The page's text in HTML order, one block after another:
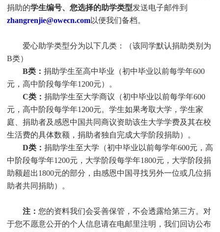
捐助的学生编号、您选择的助学类型发送电子邮件到
zhangrenjie@owecn.com以便我们备档。
爱心助学类型分为以下几类：（该同学默认捐助类别为
B类）
B类： 捐助学生至高中毕业（初中毕业以前每学年600
元，高中阶段每学年1200元）。
C类： 捐助学生至大学商议（初中毕业以前每学年600
元，高中阶段每学年1200元。 学生如果考取大学， 学生家
庭、捐助者及感恩中国共同商议资助该生大学学费及其在校
生活费的具体数额，捐助者独自完成大学阶段捐助）。
D类： 捐助学生至大学（初中毕业以前每学年600元，高
中阶段每学年1200元，大学阶段每学年1800元，大学阶段捐
助额超出1800元的部分，由感恩中国寻找另外一位或几位捐
助者共同捐助）。
注： 您的资料我们会妥善保管，不会透露给第三方。对
于您不愿意公开的个人信息请在电邮里注明，我们回访公布